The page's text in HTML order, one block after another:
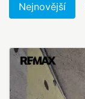
Nejnovější